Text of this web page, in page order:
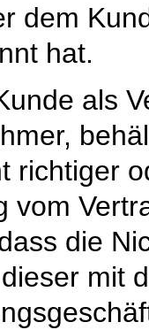
dem
hat.
als
richtiger
vom
die
mit